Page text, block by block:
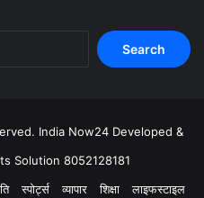
India Now24 Developed &
Solution 8052128181
स्पोर्ट्स व्यापार शिक्षा लाइफस्टाइल